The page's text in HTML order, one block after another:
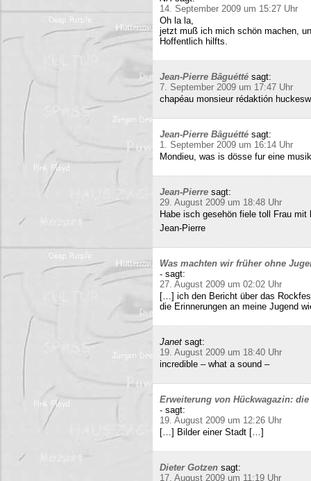
14. September 2009 um 15:27 Uhr
Oh la la,
jetzt muß ich mich schön machen,
Hoffentlich hilfts.
Jean-Pierre Bâguétté sagt:
7. September 2009 um 17:47 Uhr
chapéau monsieur rédaktión
Jean-Pierre Bâguétté sagt:
1. September 2009 um 16:14 Uhr
Mondieu, was is dösse fur eine
Jean-Pierre sagt:
29. August 2009 um 18:48 Uhr
Habe isch gesehön fiele toll Frau
Jean-Pierre
Was machten wir früher ohne
- sagt:
27. August 2009 um 02:02 Uhr
[…] ich den Bericht über das
die Erinnerungen an meine Jugend
Janet sagt:
19. August 2009 um 18:40 Uhr
incredible – what a sound –
Erweiterung von Hückwagazin:
- sagt:
19. August 2009 um 12:26 Uhr
[…] Bilder einer Stadt […]
Dieter Gotzen sagt:
17. August 2009 um 11:19 Uhr